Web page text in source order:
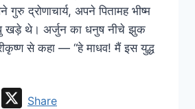
द्रोणाचार्य, अपने पितामह भीष्म
खड़े थे। अर्जुन का धनुष नीचे झुक
से कहा — “हे माधव! मैं इस युद्ध
Facebook
XShare